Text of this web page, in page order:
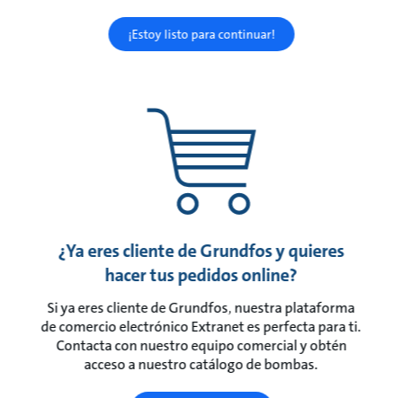
¡Estoy listo para continuar!
¿Ya eres cliente de Grundfos y quieres
hacer tus pedidos online?
Si ya eres cliente de Grundfos, nuestra plataforma
de comercio electrónico Extranet es perfecta para ti.
Contacta con nuestro equipo comercial y obtén
acceso a nuestro catálogo de bombas.